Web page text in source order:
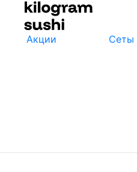
Акции Сеты